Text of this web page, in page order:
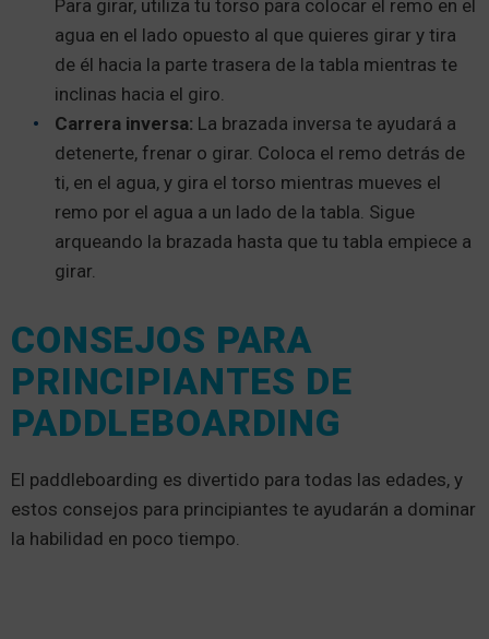
Para girar, utiliza tu torso para colocar el remo en el
agua en el lado opuesto al que quieres girar y tira
de él hacia la parte trasera de la tabla mientras te
inclinas hacia el giro.
Carrera inversa: La brazada inversa te ayudará a
detenerte, frenar o girar. Coloca el remo detrás de
ti, en el agua, y gira el torso mientras mueves el
remo por el agua a un lado de la tabla. Sigue
arqueando la brazada hasta que tu tabla empiece a
girar.
CONSEJOS PARA
PRINCIPIANTES DE
PADDLEBOARDING
El paddleboarding es divertido para todas las edades, y
estos consejos para principiantes te ayudarán a dominar
la habilidad en poco tiempo.